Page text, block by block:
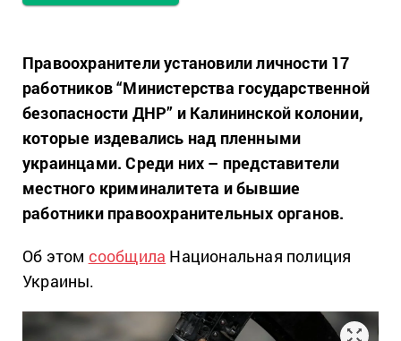
Правоохранители установили личности 17
работников “Министерства государственной
безопасности ДНР” и Калининской колонии,
которые издевались над пленными
украинцами. Среди них – представители
местного криминалитета и бывшие
работники правоохранительных органов.
Об этом сообщила Национальная полиция
Украины.